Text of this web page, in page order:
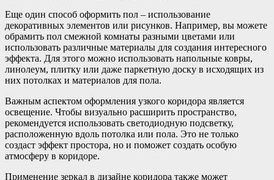
Еще один способ оформить пол – использование
декоративных элементов или рисунков. Например, вы можете
обрамить пол смежной комнаты разными цветами или
использовать различные материалы для создания интересного
эффекта. Для этого можно использовать напольные ковры,
линолеум, плитку или даже паркетную доску в исходящих из
них потолках и материалов для пола.
Важным аспектом оформления узкого коридора является
освещение. Чтобы визуально расширить пространство,
рекомендуется использовать светодиодную подсветку,
расположенную вдоль потолка или пола. Это не только
создаст эффект простора, но и поможет создать особую
атмосферу в коридоре.
Применение зеркал в дизайне коридора также может